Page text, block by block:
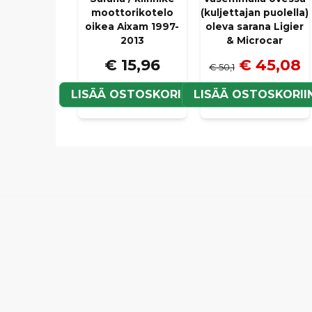
moottorikotelo
oikea Aixam 1997-
2013
€ 15,96
LISÄÄ OSTOSKORIIN
(kuljettajan puolella)
oleva sarana Ligier
& Microcar
€ 50,1 € 45,08
LISÄÄ